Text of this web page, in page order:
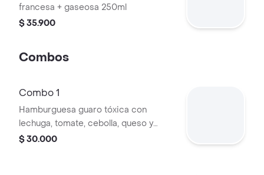
francesa + gaseosa 250ml
$ 35.900
Combos
Combo 1
Hamburguesa guaro tóxica con
lechuga, tomate, cebolla, queso y
tocineta en pan verde, acompañada
$ 30.000